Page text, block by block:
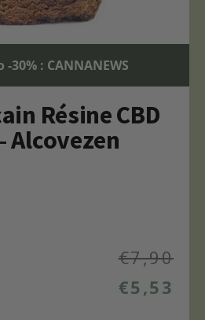
-30% : CANNANEWS
Résine CBD
Alcovezen
€7,90
€5,53